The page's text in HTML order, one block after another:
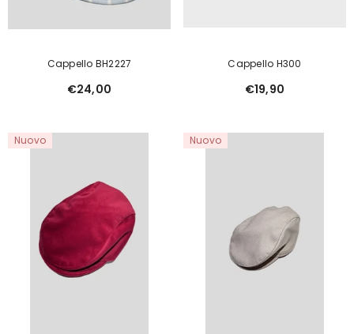
Cappello BH2227
€24,00
Cappello H300
€19,90
Nuovo Nuovo